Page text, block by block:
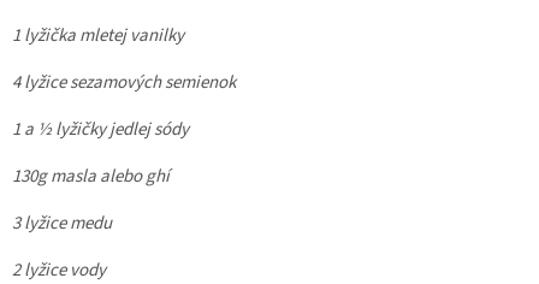
1 lyžička mletej vanilky
4 lyžice sezamových semienok
1 a ½ lyžičky jedlej sódy
130g masla alebo ghí
3 lyžice medu
2 lyžice vody